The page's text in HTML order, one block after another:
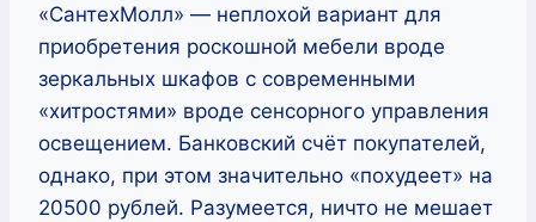
«СантехМолл» — неплохой вариант для
приобретения роскошной мебели вроде
зеркальных шкафов с современными
«хитростями» вроде сенсорного управления
освещением. Банковский счёт покупателей,
однако, при этом значительно «похудеет» на
20500 рублей. Разумеется, ничто не мешает